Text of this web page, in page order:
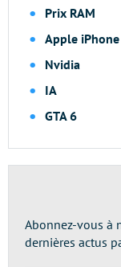
Prix RAM
Apple iPhone
Nvidia
IA
GTA 6
Abonnez-vous à
dernières actus